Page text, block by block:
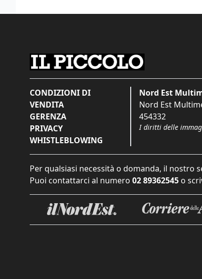
CONDIZIONI DI
VENDITA
GERENZA
PRIVACY
WHISTLEBLOWING
Nord Est
Nord Est
454332
I diritti delle
Per qualsiasi necessità o domanda, il nostro
Puoi contattarci al numero 02 89362545 o